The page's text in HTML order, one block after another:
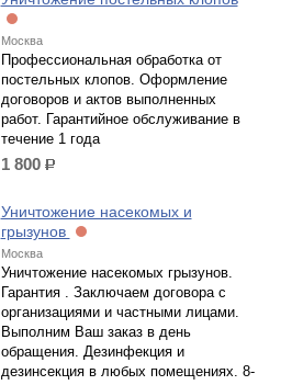
Москва
Профессиональная обработка от
постельных клопов. Оформление
договоров и актов выполненных
работ. Гарантийное обслуживание в
течение 1 года
1 800 р.
Уничтожение насекомых и
грызунов
Москва
Уничтожение насекомых грызунов.
Гарантия . Заключаем договора с
организациями и частными лицами.
Выполним Ваш заказ в день
обращения. Дезинфекция и
дезинсекция в любых помещениях. 8-